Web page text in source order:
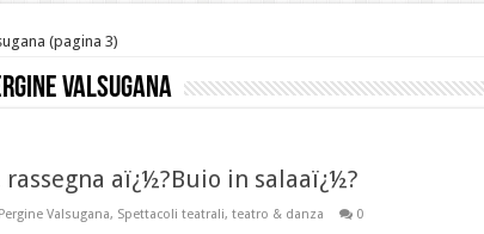
(pagina 3)
Valsugana
rassegna aï¿½?Buio in salaaï¿½?
Pergine Valsugana, Spettacoli teatrali, teatro & danza 0